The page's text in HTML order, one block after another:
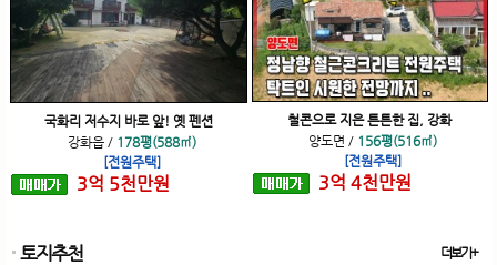
국화리 저수지 바로 앞! 옛 펜션
강화읍/ 178평(588㎡)
[전원주택]
3억 5천만원
철콘으로 지은 튼튼한 집, 강화
양도면 / 156평(516㎡)
[전원주택]
3억 4천만원
토지추천 더보기+